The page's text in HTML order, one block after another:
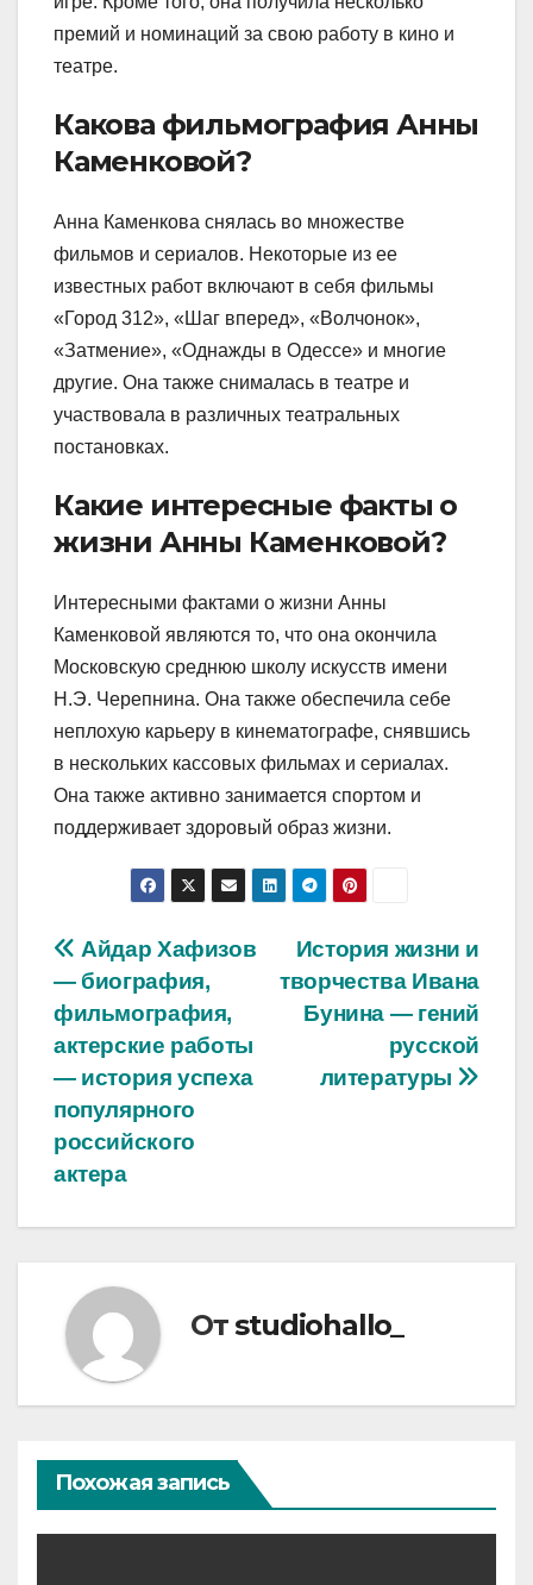
премий и номинаций за свою работу в кино и
театре.
Какова фильмография Анны
Каменковой?
Анна Каменкова снялась во множестве
фильмов и сериалов. Некоторые из ее
известных работ включают в себя фильмы
«Город 312», «Шаг вперед», «Волчонок»,
«Затмение», «Однажды в Одессе» и многие
другие. Она также снималась в театре и
участвовала в различных театральных
постановках.
Какие интересные факты о
жизни Анны Каменковой?
Интересными фактами о жизни Анны
Каменковой являются то, что она окончила
Московскую среднюю школу искусств имени
Н.Э. Черепнина. Она также обеспечила себе
неплохую карьеру в кинематографе, снявшись
в нескольких кассовых фильмах и сериалах.
Она также активно занимается спортом и
поддерживает здоровый образ жизни.
Навигация
по
записям
История жизни и
творчества Ивана
Бунина — гений
русской
литературы
Айдар Хафизов
— биография,
фильмография,
актерские работы
— история успеха
популярного
российского
актера
Отstudiohallo_
Похожая запись